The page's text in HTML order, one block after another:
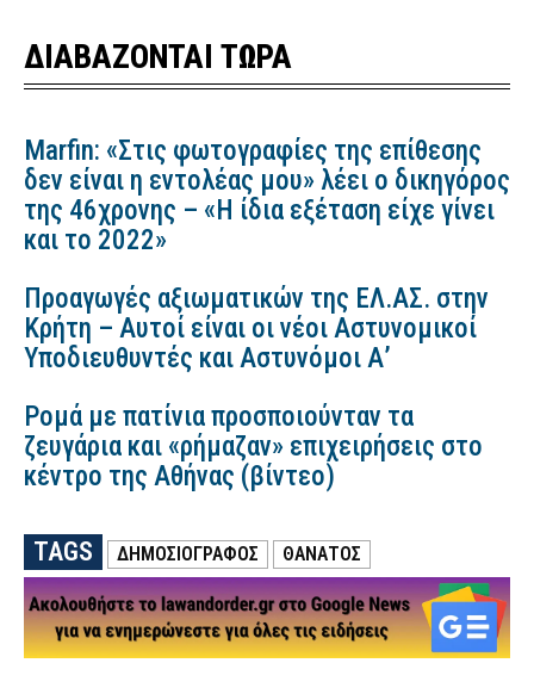
ΔΙΑΒΑΖΟΝΤΑΙ ΤΩΡΑ
Marfin: «Στις φωτογραφίες της επίθεσης
δεν είναι η εντολέας μου» λέει ο δικηγόρος
της 46χρονης – «Η ίδια εξέταση είχε γίνει
και το 2022»
Προαγωγές αξιωματικών της ΕΛ.ΑΣ. στην
Κρήτη – Αυτοί είναι οι νέοι Αστυνομικοί
Υποδιευθυντές και Αστυνόμοι Α’
Ρομά με πατίνια προσποιούνταν τα
ζευγάρια και «ρήμαζαν» επιχειρήσεις στο
κέντρο της Αθήνας (βίντεο)
TAGS ΔΗΜΟΣΙΟΓΡΑΦΟΣ ΘΑΝΑΤΟΣ